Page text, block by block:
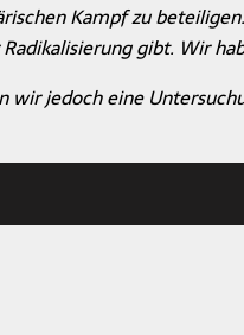
Kampf zu
gibt. Wir
jedoch eine